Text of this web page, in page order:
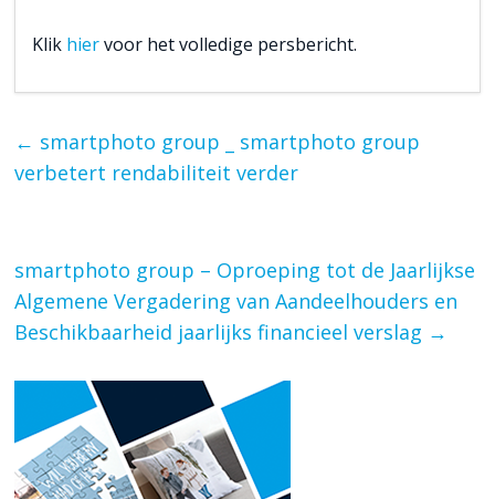
Klik hiervoor het volledige persbericht.
← smartphoto group _ smartphoto group
verbetert rendabiliteit verder
smartphoto group – Oproeping tot de Jaarlijkse
Algemene Vergadering van Aandeelhouders en
Beschikbaarheid jaarlijks financieel verslag →